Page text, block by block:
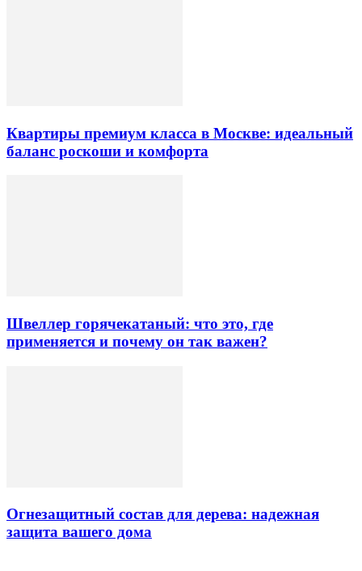
Квартиры премиум класса в Москве: идеальный
баланс роскоши и комфорта
Швеллер горячекатаный: что это, где
применяется и почему он так важен?
Огнезащитный состав для дерева: надежная
защита вашего дома